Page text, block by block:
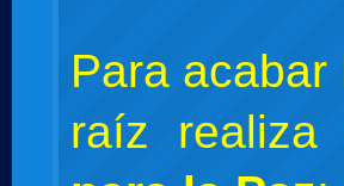
Para
raíz realiza